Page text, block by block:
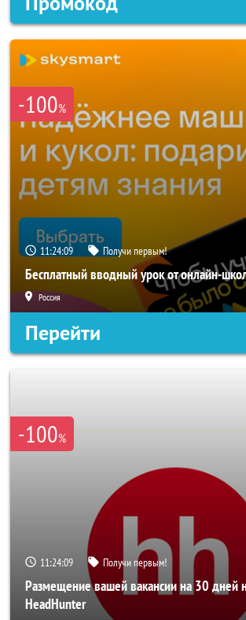
-100%
11:24:06 Получи первым!
Бесплатный вводный урок от онлайн-
Россия
Перейти
-100%
11:24:06 Получи первым!
Размещение вашей вакансии на 30 дней
HeadHunter